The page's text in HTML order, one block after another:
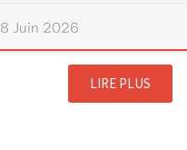
8 Juin 2026
LIRE PLUS